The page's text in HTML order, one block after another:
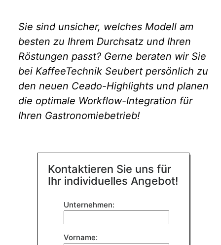
Sie sind unsicher, welches Modell am
besten zu Ihrem Durchsatz und Ihren
Röstungen passt? Gerne beraten wir Sie
bei KaffeeTechnik Seubert persönlich zu
den neuen Ceado-Highlights und planen
die optimale Workflow-Integration für
Ihren Gastronomiebetrieb!
Kontaktieren Sie uns für
Ihr individuelles Angebot!
lasse
leer.
Unternehmen:
Vorname: